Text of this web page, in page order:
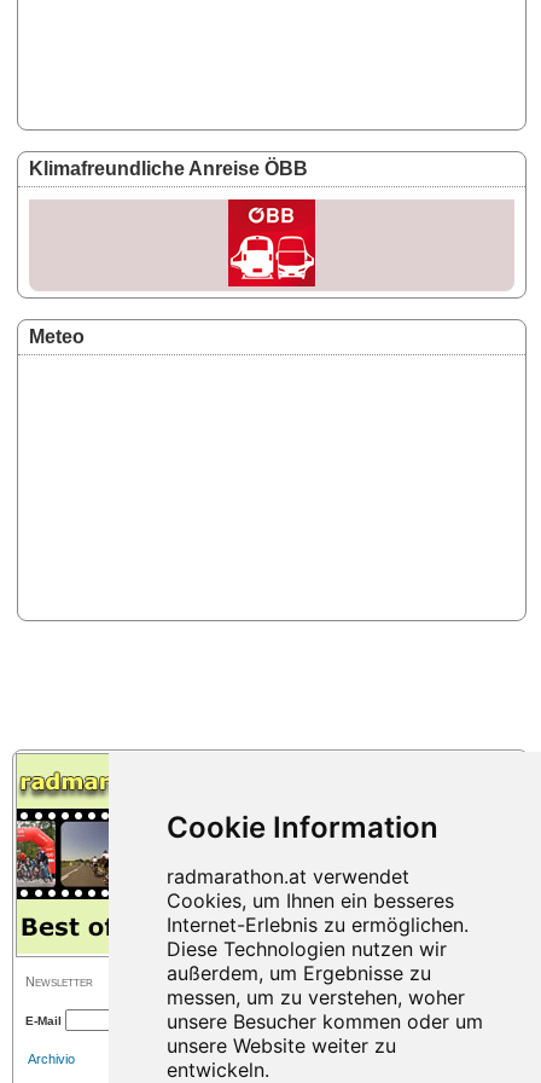
Klimafreundliche Anreise ÖBB
Meteo
Newsletter
E-Mail
Archivio